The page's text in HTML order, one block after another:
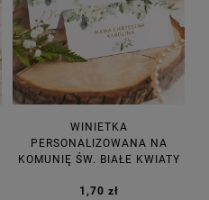
WINIETKA
PERSONALIZOWANA NA
KOMUNIĘ ŚW. BIAŁE KWIATY
1,70 zł